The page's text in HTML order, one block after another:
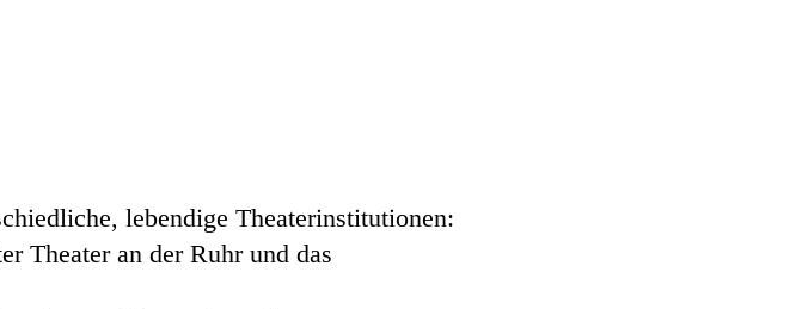
lebendige Theaterinstitutionen:
Theater an der Ruhr und das